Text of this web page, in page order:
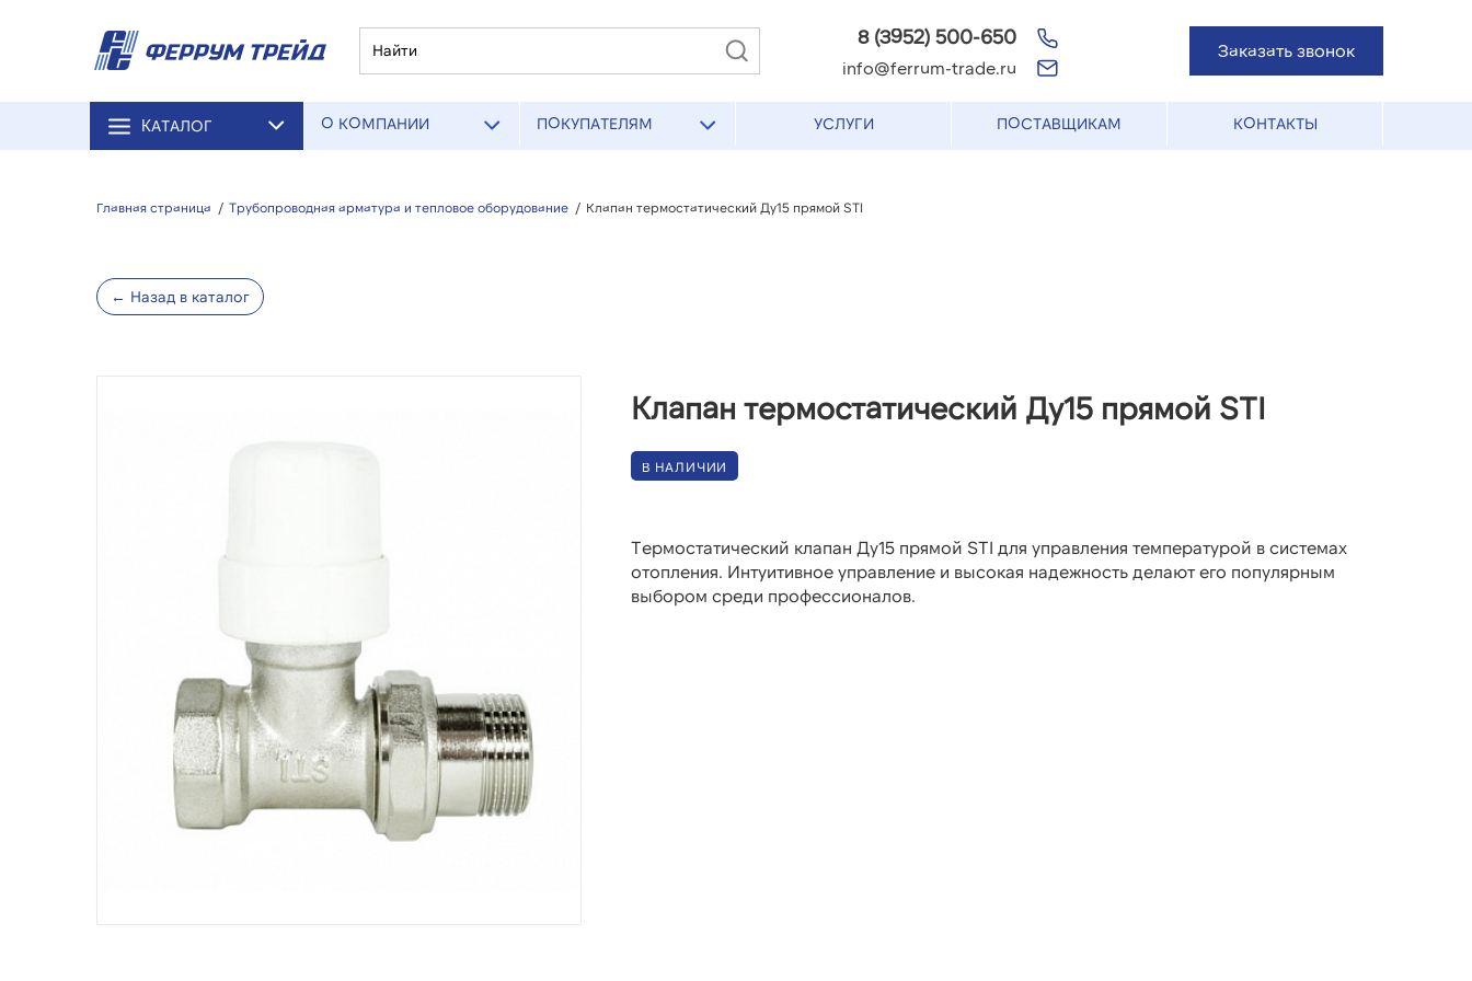
8 (3952) 500-650
info@ferrum-trade.ru
Заказать звонок
КАТАЛОГ О КОМПАНИИ ПОКУПАТЕЛЯМ УСЛУГИ ПОСТАВЩИКАМ КОНТАКТЫ
Главная страница / Трубопроводная арматура и тепловое оборудование / Клапан термостатический Ду15 прямой STI
← Назад в каталог
Клапан термостатический Ду15 прямой STI
В НАЛИЧИИ
Термостатический клапан Ду15 прямой STI для управления температурой в системах
отопления. Интуитивное управление и высокая надежность делают его популярным
выбором среди профессионалов.